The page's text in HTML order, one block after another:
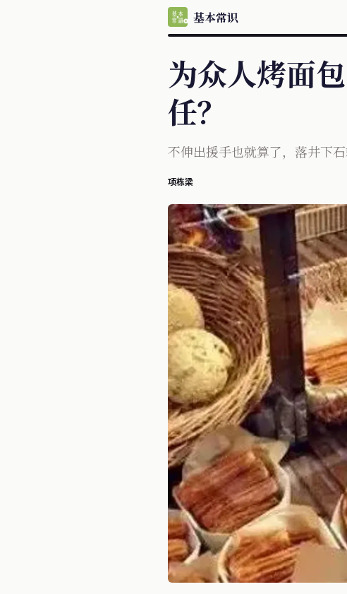
基本常识
为众人烤面
任？
不伸出援手也就算了，落井下
项栋梁